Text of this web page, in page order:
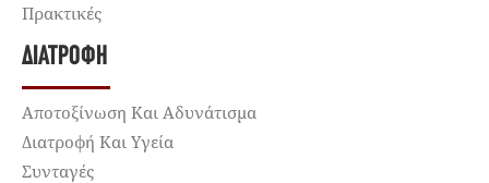
Πρακτικές
ΔΙΑΤΡΟΦΉ
Αποτοξίνωση Και Αδυνάτισμα
Διατροφή Και Υγεία
Συνταγές